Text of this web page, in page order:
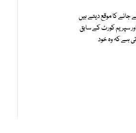
کا موقع دیتے ہیں
سپریم کورٹ کے سابق
ہے کہ وہ خود